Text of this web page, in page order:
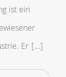
ist ein
Er […]